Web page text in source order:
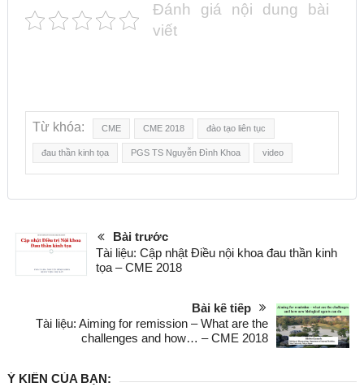
Đánh giá nội dung bài
viết
Từ khóa: CME CME 2018 đào tạo liên tục
đau thần kinh tọa PGS TS Nguyễn Đình Khoa video
Bài trước
Tài liệu: Cập nhật Ðiều nội khoa đau thần kinh
tọa – CME 2018
Bài kế tiếp
Tài liệu: Aiming for remission – What are the
challenges and how… – CME 2018
Ý KIẾN CỦA BẠN: